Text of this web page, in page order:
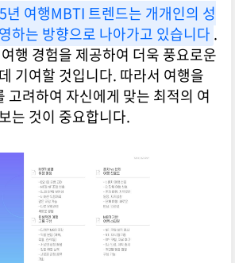
년 여행MBTI 트렌드는 개개인의 성
하는 방향으로 나아가고 있습니다 .
행 경험을 제공하여 더욱 풍요로운
기여할 것입니다. 따라서 여행을
고려하여 자신에게 맞는 최적의 여
는 것이 중요합니다.